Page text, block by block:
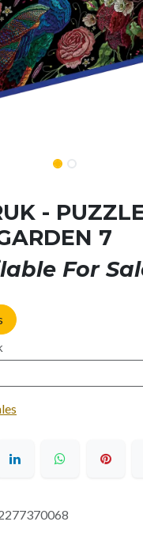
-
7
For